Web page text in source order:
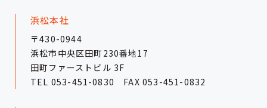
浜松本社
〒430-0944
浜松市中央区田町230番地17
田町ファーストビル 3F
TEL 053-451-0830 FAX 053-451-0832